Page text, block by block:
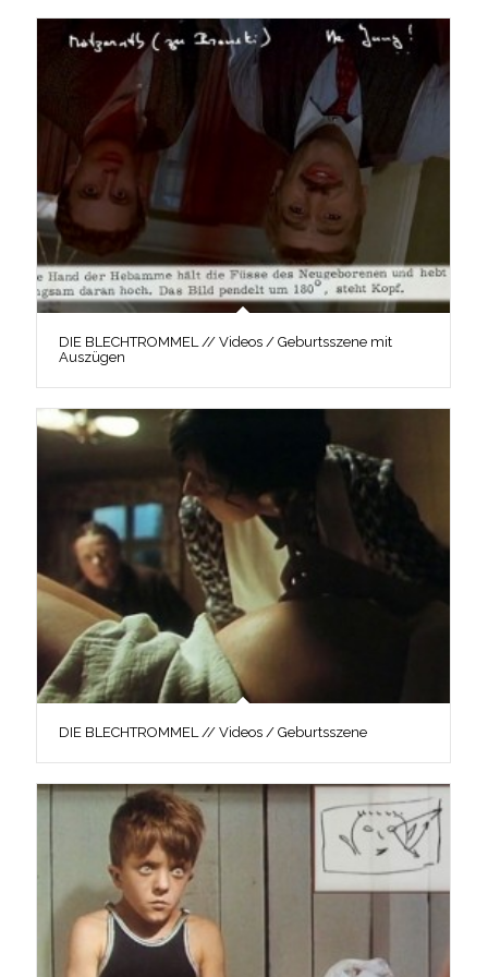
DIE BLECHTROMMEL // Videos / Geburtsszene mit
Auszügen
DIE BLECHTROMMEL // Videos / Geburtsszene